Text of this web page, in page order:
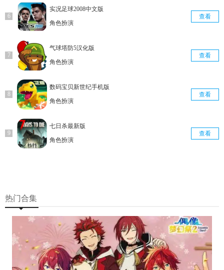
实况足球2008中文版
角色扮演
查看
气球塔防5汉化版
角色扮演
查看
数码宝贝新世纪手机版
角色扮演
查看
七日杀最新版
角色扮演
查看
热门合集